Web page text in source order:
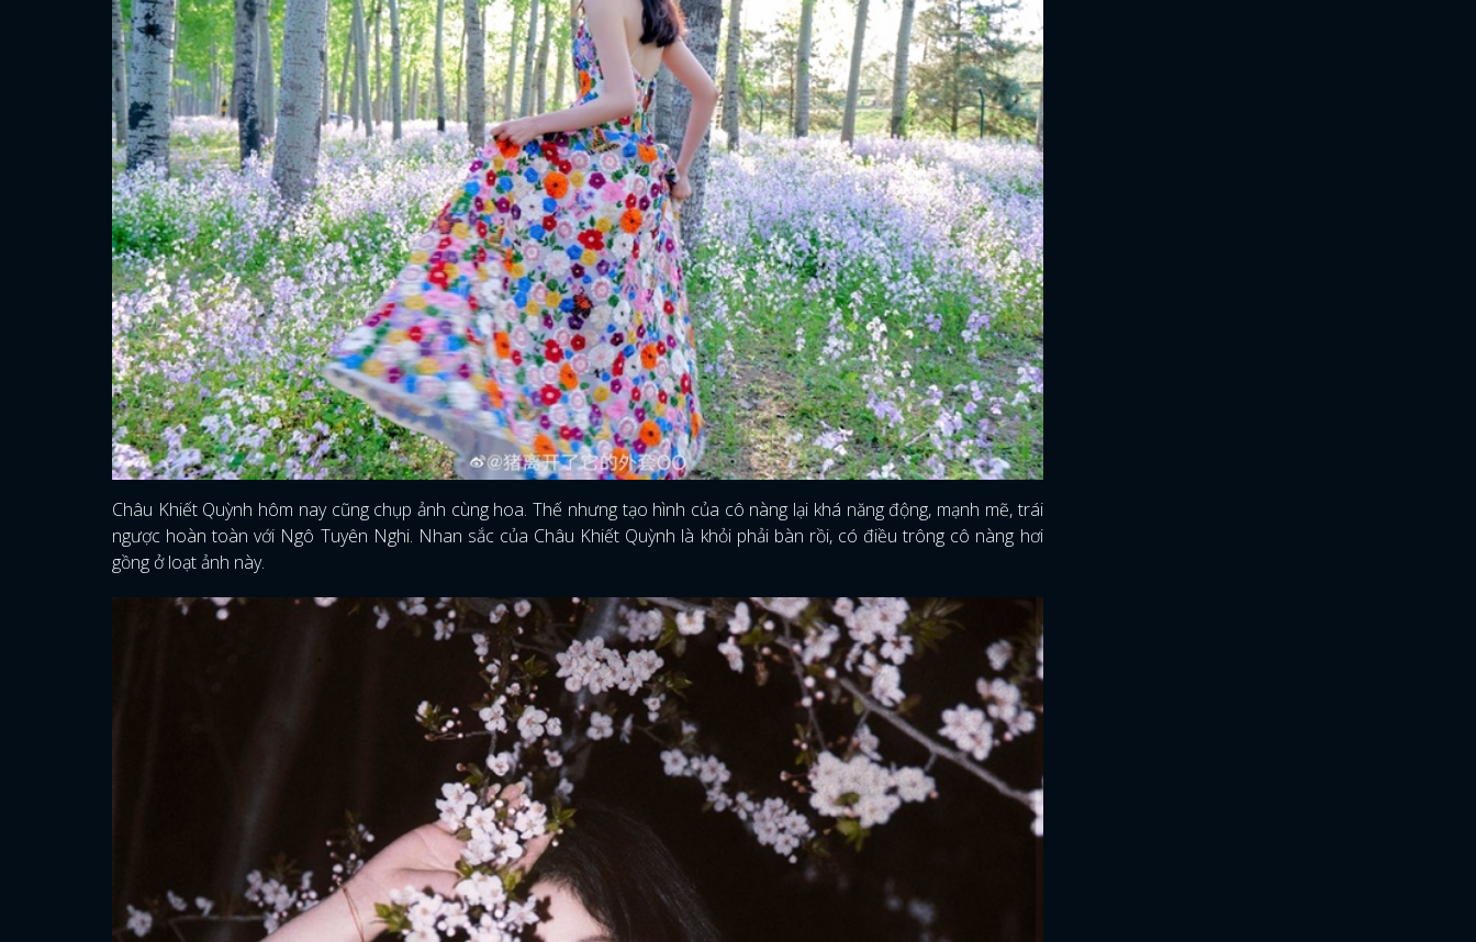
Châu Khiết Quỳnh hôm nay cũng chụp ảnh cùng hoa. Thế nhưng tạo hình của cô nàng lại khá năng động, mạnh mẽ, trái
ngược hoàn toàn với Ngô Tuyên Nghi. Nhan sắc của Châu Khiết Quỳnh là khỏi phải bàn rồi, có điều trông cô nàng hơi
gồng ở loạt ảnh này.